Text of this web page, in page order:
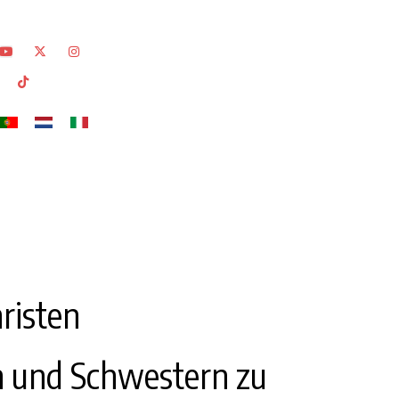
Schwestern zu